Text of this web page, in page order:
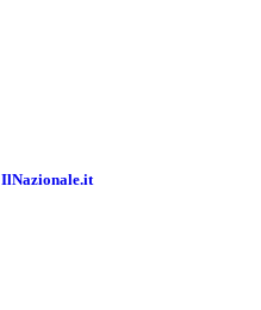
IlNazionale.it